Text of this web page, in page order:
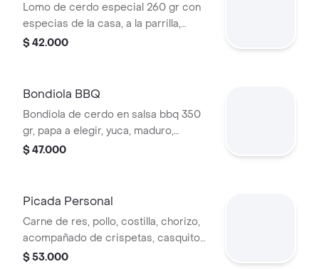
Lomo de cerdo especial 260 gr con
especias de la casa, a la parrilla,
salsas caseras, papa a elegir, yuca,
$ 42.000
Bondiola BBQ
Bondiola de cerdo en salsa bbq 350
gr, papa a elegir, yuca, maduro,
guacamole y ají.
$ 47.000
Picada Personal
Carne de res, pollo, costilla, chorizo,
acompañado de crispetas, casquito
de papa, yuca, plátano maduro, arepa,
$ 53.000